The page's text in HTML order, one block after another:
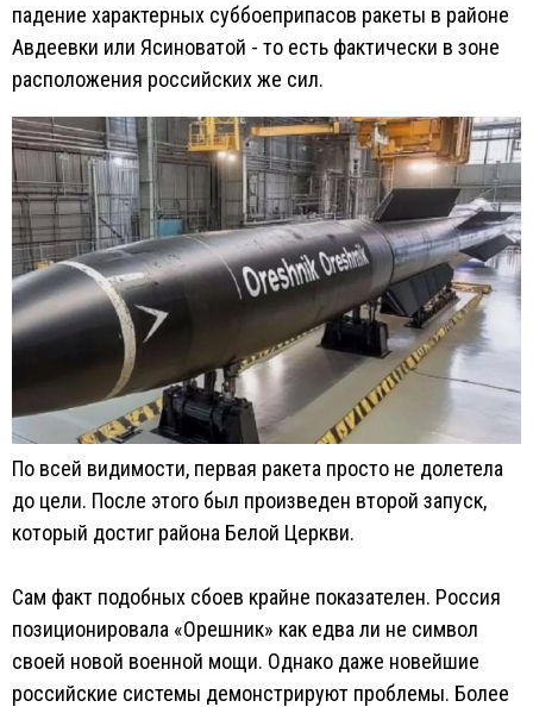
падение характерных суббоеприпасов ракеты в районе
Авдеевки или Ясиноватой - то есть фактически в зоне
расположения российских же сил.
По всей видимости, первая ракета просто не долетела
до цели. После этого был произведен второй запуск,
который достиг района Белой Церкви.
Сам факт подобных сбоев крайне показателен. Россия
позиционировала «Орешник» как едва ли не символ
своей новой военной мощи. Однако даже новейшие
российские системы демонстрируют проблемы. Более